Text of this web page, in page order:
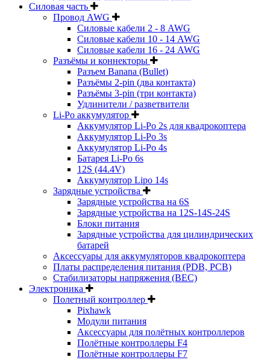
Силовая часть
Провод AWG
Силовые кабели 2 - 8 AWG
Силовые кабели 10 - 14 AWG
Силовые кабели 16 - 24 AWG
Разъёмы и коннекторы
Разъем Banana (Bullet)
Разъёмы 2-pin (два контакта)
Разъёмы 3-pin (три контакта)
Удлинители / разветвители
Li-Po аккумулятор
Аккумулятор Li-Po 2s для квадрокоптера
Аккумулятор Li-Po 3s
Аккумулятор Li-Po 4s
Батарея Li-Po 6s
12S (44.4V)
Аккумулятор Lipo 14s
Зарядные устройства
Зарядные устройства на 6S
Зарядные устройства на 12S-14S-24S
Блоки питания
Зарядные устройства для цилиндрических
батарей
Аксессуары для аккумуляторов квадрокоптера
Платы распределения питания (PDB, PCB)
Стабилизаторы напряжения (BEC)
Электроника
Полетный контроллер
Pixhawk
Модули питания
Аксессуары для полётных контроллеров
Полётные контроллеры F4
Полётные контроллеры F7